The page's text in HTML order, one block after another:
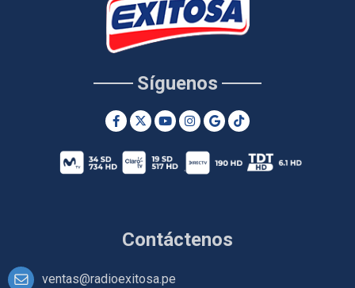
Contáctenos
ventas@radioexitosa.pe
Síguenos